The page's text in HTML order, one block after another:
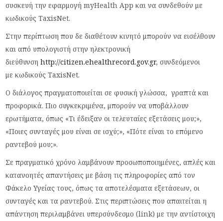
συσκευή την εφαρμογή myHealth App και να συνδεθούν με
κωδικούς TaxisNet.
Στην περίπτωση που δε διαθέτουν κινητό μπορούν να εισέλθουν
και από υπολογιστή στην ηλεκτρονική
διεύθυνσηhttp://citizen.ehealthrecord.gov.gr, συνδεόμενοι
με κωδικούς TaxisNet.
Ο διάλογος πραγματοποιείται σε φυσική γλώσσα, γραπτά και
προφορικά. Πιο συγκεκριμένα, μπορούν να υποβάλλουν
ερωτήματα, όπως «Τι έδειξαν οι τελευταίες εξετάσεις μου;»,
«Ποιες συνταγές μου είναι σε ισχύ;», «Πότε είναι το επόμενο
ραντεβού μου;».
Σε πραγματικό χρόνο λαμβάνουν προσωποποιημένες, απλές και
κατανοητές απαντήσεις με βάση τις πληροφορίες από τον
Φάκελο Υγείας τους, όπως τα αποτελέσματα εξετάσεων, οι
συνταγές και τα ραντεβού. Στις περιπτώσεις που απαιτείται η
απάντηση περιλαμβάνει υπερσύνδεσμο (link) με την αντίστοιχη